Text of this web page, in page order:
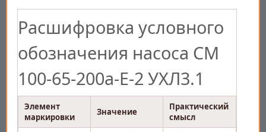
Расшифровка условного
обозначения насоса СМ
100-65-200а-Е-2 УХЛ3.1
Элемент
маркировки
Значение
Практический
смысл